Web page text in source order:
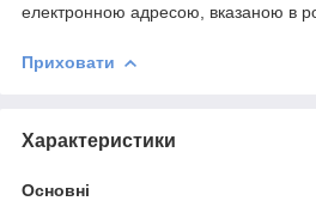
електронною адресою, вказаною в
Приховати
Характеристики
Основні